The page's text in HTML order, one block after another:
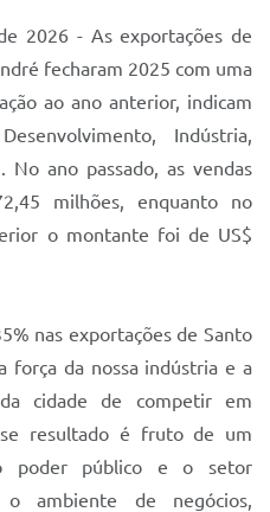
2026 - As exportações de
fecharam 2025 com uma
ao ano anterior, indicam
Indústria,
No ano passado, as vendas
milhões, enquanto no
o montante foi de US$
nas exportações de Santo
força da nossa indústria e a
cidade de competir em
resultado é fruto de um
poder público e o setor
ambiente de negócios,